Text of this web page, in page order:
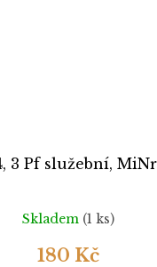
3 Pf služební,
Skladem (1 ks)
180 Kč